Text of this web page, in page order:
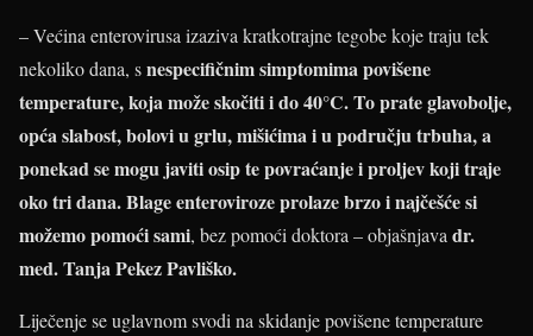
– Većina enterovirusa izaziva kratkotrajne tegobe koje traju tek
nekoliko dana, snespecifičnim simptomima povišene
temperature, koja može skočiti i do 40°C. To prate glavobolje,
opća slabost, bolovi u grlu, mišićima i u području trbuha, a
ponekad se mogu javiti osip te povraćanje i proljev koji traje
oko tri dana. Blage enteroviroze prolaze brzo i najčešće si
možemo pomoći sami, bez pomoći doktora – objašnjava dr.
med. Tanja Pekez Pavliško.
Liječenje se uglavnom svodi na skidanje povišene temperature